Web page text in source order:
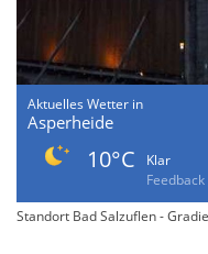
Aktuelles Wetter in
Asperheide
10°C
Klar
Standort Bad Salzuflen -